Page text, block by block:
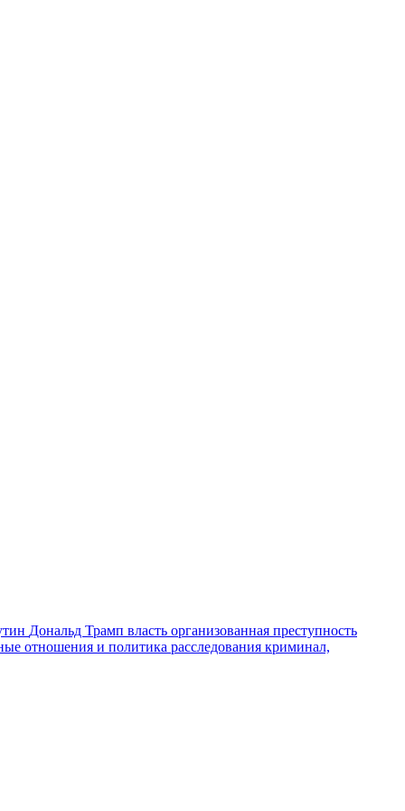
Дональд Трамп власть организованная преступность
отношения и политика расследования криминал,